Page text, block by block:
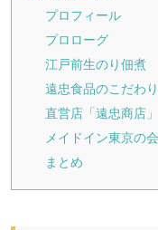
プロフィール
プロローグ
江戸前生のり佃煮
遠忠食品のこだわり
直営店「遠忠商店」
メイドイン東京の会
まとめ